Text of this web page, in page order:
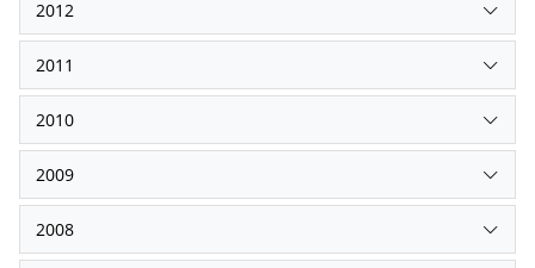
2012
2011
2010
2009
2008